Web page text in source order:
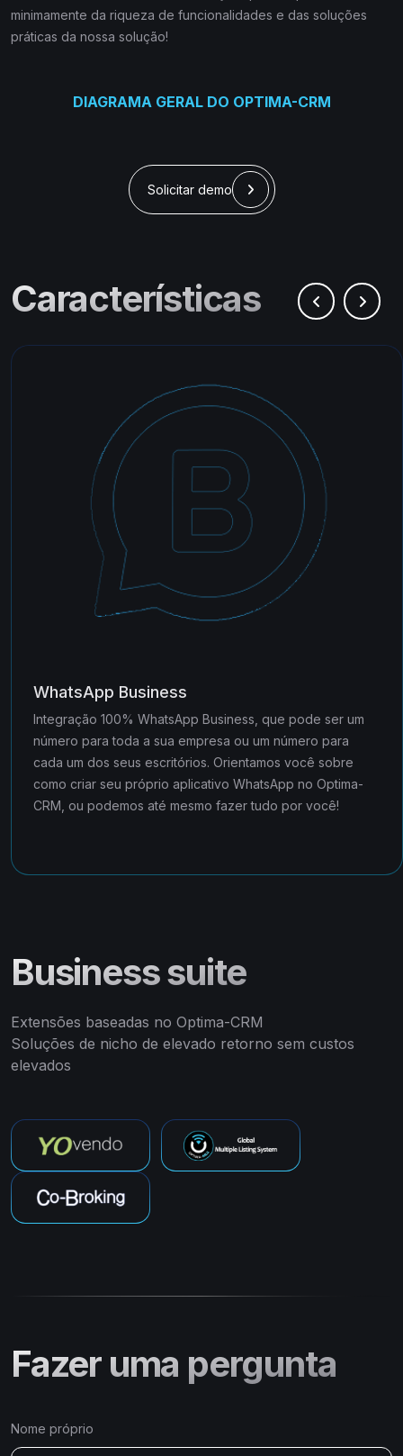
minimamente da riqueza de funcionalidades e das soluções
práticas da nossa solução!
DIAGRAMA GERAL DO OPTIMA-CRM
Solicitar demo
Características
WhatsApp Business
Integração 100% WhatsApp Business, que pode ser um
número para toda a sua empresa ou um número para
cada um dos seus escritórios. Orientamos você sobre
como criar seu próprio aplicativo WhatsApp no Optima-
CRM, ou podemos até mesmo fazer tudo por você!
Business suite
Extensões baseadas no Optima-CRM
Soluções de nicho de elevado retorno sem custos
elevados
Fazer uma pergunta
Nome próprio